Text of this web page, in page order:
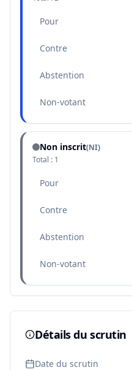
Pour
Contre
Abstention
Non-votant
Non inscrit(NI)
Total : 1
Pour
Contre
Abstention
Non-votant
Détails du scrutin
Date du scrutin